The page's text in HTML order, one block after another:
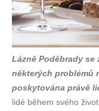
Lázně Poděbrady se
některých problémů
poskytována právě
lidé během svého